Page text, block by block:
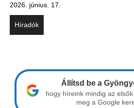
2026. június. 17.
Híradók
Állítsd be a
hogy híreink mindig az
meg a Google